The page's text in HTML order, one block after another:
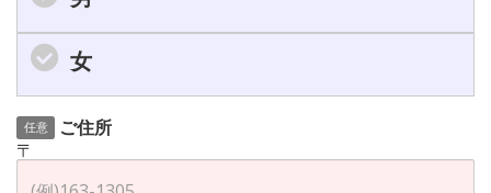
女
任意
ご住所
〒